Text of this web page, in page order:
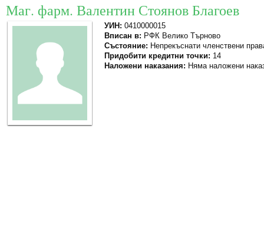
Маг. фарм. Валентин Стоянов Благоев
УИН: 0410000015
Вписан в: РФК Велико Търново
Състояние: Непрекъснати членствени
Придобити кредитни точки: 14
Наложени наказания: Няма наложени